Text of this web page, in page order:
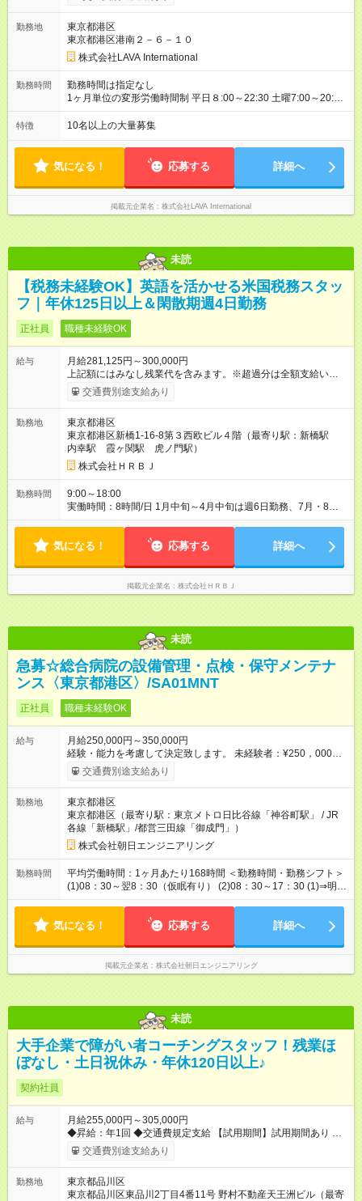
は勤務地により異なりますが、最低賃金以上を保証します。固
間は4ヶ月間。 ※試用期間中は残業代全額支給。 ※
の変更はございません 【月収例】 ■1年目（未経験）：月収36万
円 （基本給28万＋住宅手当5万＋インセンティブ3万） 【年収
例】 ■2年目（役職なし）想定：年収518万円（月収35.5万円／
賞与、インセン含む） ■3年目（店長）想定：年収564万円（月
収39万円／賞与、インセン含む） ＼インセンティブ制度あり！
催や、店舗でのお客様満足度アップなど、 あなたの工夫や努力
が評価され、インセンティブとして給与にプラスされます。 ※
ノルマはないので、ご安心ください！ 【試用期間】試用期間あ
り 試用期間の長さ：4ヶ月 ※ 雇用形態と給与に、本採用時と異
なる部分があります。 雇用形態：本採用時と同じです。 給与：
月給 215,000円 ～ 215,000円
勤務地
東京都港区
東京都港区港南２－６－１０
株式会社LAVA International
勤務時間
勤務時間は指定なし
1ヶ月単位の変形労働時間制 平日８:00～22:30 土曜7:00～20:30
※シフト制 ※想定労働時間40時間／週 【シフト例】 早番／7:00
～16:00 遅番／13:30～22:30 ※シフトは店舗の人員状況などを
での勤務不可 ※日曜定休（一部店舗除く）
特徴 10名以上の大量募集
気になる！ 応募する 詳細へ
掲載元企業名 株式会社LAVA International
未読
【税務未経験OK】英語を活かせる米国税務スタッ
フ｜年休125日以上＆閑散期週4日勤務
正社員 職種未経験OK
給与
月給281,125円～300,000円
上記額にはみなし残業代を含みます。※超過分は全額支給いたし
ます。 みなし残業代 73,125円 以上／月 みなし残業時間 45時間
／月 ※経験・能力等を考慮の上、加給・優遇いたします。 ※試
間】試用期間あり 試用期間の長さ：3ヶ月 雇用形態、給与は本
採用時と同じです。
交通費別途支給あり
勤務地
東京都港区
東京都港区新橋1-16-8第３西欧ビル４階（最寄り駅：新橋駅
内幸駅 霞ヶ関駅 虎ノ門駅）
株式会社ＨＲＢＪ
勤務時間
9:00～18:00
実働時間：8時間/日 1月中旬～4月中旬は週6日勤務、7月・8
月・11月は週4日勤務となります。 繁忙期にしっかり業務に取
リハリをつけて働ける環境です。
気になる！ 応募する 詳細へ
掲載元企業名 株式会社ＨＲＢＪ
未読
急募☆総合病院の設備管理・点検・保守メンテナ
ンス〈東京都港区〉/SA01MNT
正社員 職種未経験OK
給与
月給250,000円～350,000円
経験・能力を考慮して決定致します。 未経験者：¥250，000～
経験者・有資格者：￥260，000～※第二種電気工事士等 【試用
期間】試用期間なし
交通費別途支給あり
勤務地
東京都港区
東京都港区（最寄り駅：東京メトロ日比谷線「神谷町駅」 / JR
各線「新橋駅」/都営三田線「御成門」）
株式会社朝日エンジニアリング
勤務時間
平均労働時間：1ヶ月あたり168時間 ＜勤務時間・勤務シフト＞
(1)08：30～翌8：30（仮眠有り） (2)08：30～17：30 (1)⇒明休
⇒公休⇒(2)⇒(1) ※変形労働時間制（月の総労働時間は168H以内
眠：5時間/他休憩：3時間） (2)１時間（12：00～13：00） 平均
(1)08：30～翌8：30（仮眠有り） (2)08：30～17：30 (1)⇒明休
⇒公休⇒(2)⇒(1) ※変形労働時間制（月の総労働時間は168H以内
※超過分は別途支払） 【休憩時間】 (1)24時間の中で8時間（仮
気になる！ 応募する 詳細へ
掲載元企業名 株式会社朝日エンジニアリング
未読
大手企業で障がい者コーチングスタッフ！残業ほ
ぼなし・土日祝休み・年休120日以上♪
契約社員
給与
月給255,000円～305,000円
◆昇給：年1回 ◆交通費規定支給 【試用期間】試用期間あり 試用
期間の長さ：3ヶ月 雇用形態、給与は本採用時と同じです。
交通費別途支給あり
勤務地
東京都品川区
東京都品川区東品川2丁目4番11号 野村不動産天王洲ビル（最寄